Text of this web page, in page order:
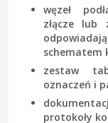
węzeł
złącze lub
schematem
zestaw
oznaczeń i
protokoły